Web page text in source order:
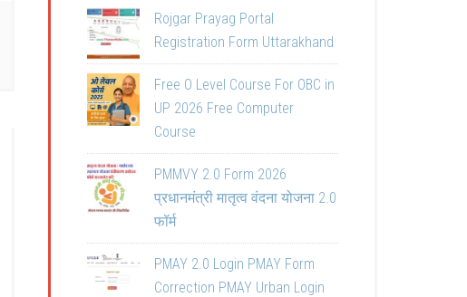
Rojgar Prayag Portal
Registration Form Uttarakhand
Free O Level Course For OBC in
UP 2026 Free Computer
Course
PMMVY 2.0 Form 2026
प्रधानमंत्री मातृत्व वंदना योजना 2.0
फॉर्म
PMAY 2.0 Login PMAY Form
Correction PMAY Urban Login